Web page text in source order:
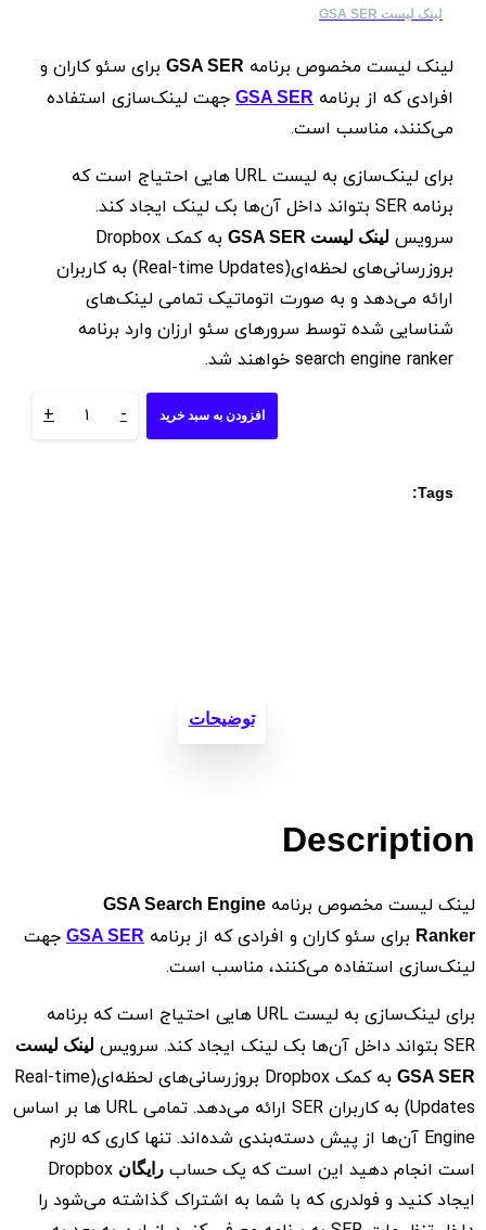
بود. است.
لینک لیست GSA SER
لینک لیست مخصوص برنامه GSA SER برای سئو کاران و
افرادی که از برنامه GSA SER جهت لینک‌سازی استفاده
می‌کنند، مناسب است.
برای لینک‌سازی به لیست URL هایی احتیاج است که
برنامه SER بتواند داخل آن‌ها بک لینک ایجاد کند.
سرویس لینک لیست GSA SER
به کمک Dropbox
بروزرسانی‌های لحظه‌ای(Real-time Updates) به کاربران
ارائه می‌دهد و به صورت اتوماتیک تمامی لینک‌های
شناسایی شده توسط سرورهای سئو ارزان وارد برنامه
search engine ranker خواهند شد.
اشتراک
-
+ افزودن به سبد خرید
Tags:
توضیحات
Description
لینک لیست مخصوص برنامه GSA Search Engine
Ranker برای سئو کاران و افرادی که از برنامه GSA SER جهت
لینک‌سازی استفاده می‌کنند، مناسب است.
برای لینک‌سازی به لیست URL هایی احتیاج است که برنامه
SER بتواند داخل آن‌ها بک لینک ایجاد کند. سرویس
لینک لیست
GSA SER
به کمک Dropbox بروزرسانی‌های لحظه‌ای(Real-time
Updates) به کاربران SER ارائه می‌دهد. تمامی URL ها بر اساس
Engine آن‌ها از پیش دسته‌بندی شده‌اند. تنها کاری که لازم
است انجام دهید این است که یک حساب رایگان Dropbox
ایجاد کنید و فولدری که با شما به اشتراک گذاشته می‌شود را